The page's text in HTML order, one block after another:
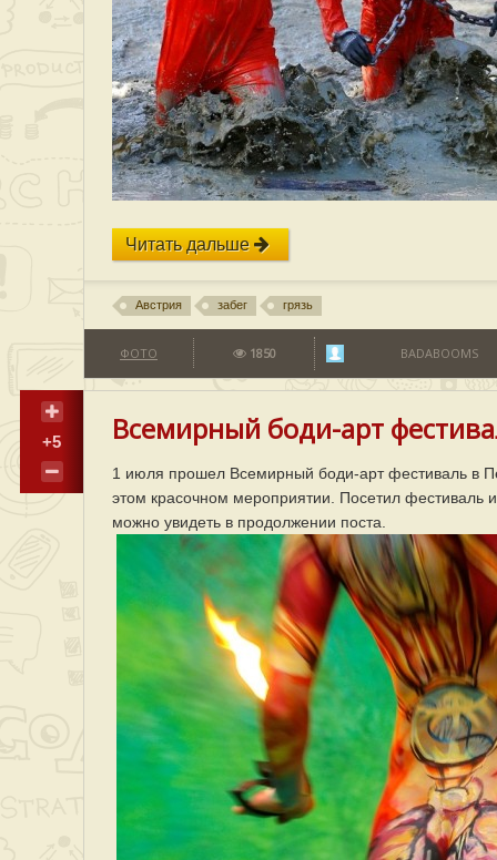
Читать дальше
Австрия забег грязь
ФОТО 1850 BADABOOMS
+5 Всемирный боди-арт
1 июля прошел Всемирный боди-арт фестиваль в
этом красочном мероприятии. Посетил
можно увидеть в продолжении поста.